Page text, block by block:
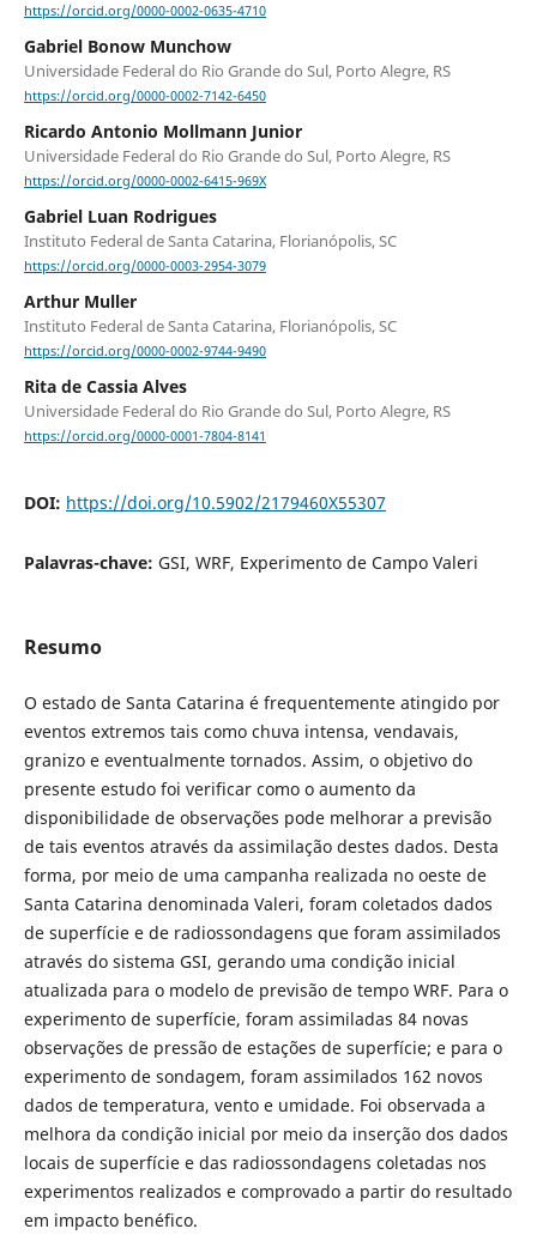
https://orcid.org/0000-0002-0635-4710
Gabriel Bonow Munchow
Universidade Federal do Rio Grande do Sul, Porto Alegre, RS
https://orcid.org/0000-0002-7142-6450
Ricardo Antonio Mollmann Junior
Universidade Federal do Rio Grande do Sul, Porto Alegre, RS
https://orcid.org/0000-0002-6415-969X
Gabriel Luan Rodrigues
Instituto Federal de Santa Catarina, Florianópolis, SC
https://orcid.org/0000-0003-2954-3079
Arthur Muller
Instituto Federal de Santa Catarina, Flori­anópolis, SC
https://orcid.org/0000-0002-9744-9490
Rita de Cassia Alves
Universidade Federal do Rio Grande do Sul, Porto Alegre, RS
https://orcid.org/0000-0001-7804-8141
DOI: https://doi.org/10.5902/2179460X55307
Palavras-chave: GSI, WRF, Experimento de Campo Valeri
Resumo
O estado de Santa Catarina é frequentemente atingido por
eventos extremos tais como chuva intensa, vendavais,
granizo e eventualmente tornados. Assim, o objetivo do
presente estudo foi verificar como o aumento da
disponibilidade de observações pode melhorar a previsão
de tais eventos através da assimilação destes dados. Desta
forma, por meio de uma campanha realizada no oeste de
Santa Catarina denominada Valeri, foram coletados dados
de superfície e de radiossondagens que foram assimilados
através do sistema GSI, gerando uma condição inicial
atualizada para o modelo de previsão de tempo WRF. Para o
experimento de superfície, foram assimiladas 84 novas
observações de pressão de estações de superfície; e para o
experimento de sondagem, foram assimilados 162 novos
dados de temperatura, vento e umidade. Foi observada a
melhora da condição inicial por meio da inserção dos dados
locais de superfície e das radiossondagens coletadas nos
experimentos realizados e comprovado a partir do resultado
em impacto benéfico.